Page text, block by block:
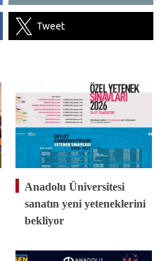
Tweet
Anadolu Üniversitesi
sanatın yeni yeteneklerini
bekliyor